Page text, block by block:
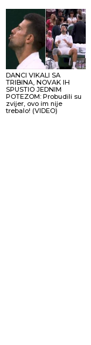
DANCI VIKALI SA
TRIBINA, NOVAK IH
SPUSTIO JEDNIM
POTEZOM: Probudili su
zvijer, ovo im nije
trebalo! (VIDEO)